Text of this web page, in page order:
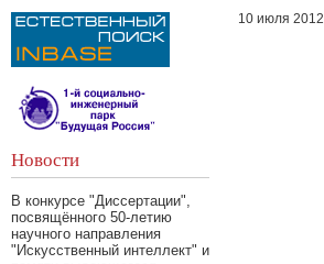
Новости
В конкурсе "Диссертации",
посвящённого 50-летию
научного направления
"Искусственный интеллект" и
10 июля 2012